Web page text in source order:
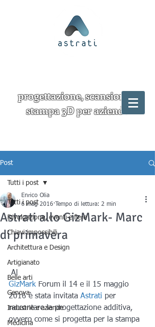
progettazione, scansione e
stampa 3D per aziende
Post
Tutti i post
Divulgazione, eventi e fiere
Chiavi impossibili
Architettura e Design
Artigianato
Belle arti
Genova
Industrie e aziende
Medicina
Tutti i post
Astrati allo GizMark- Marc
di primavera
Enrico Olia
6 mag 2016
Tempo di lettura: 2 min
Al
GizMark Forum il 14 e il 15 maggio
2016 è stata invitata Astrati per
raccontare la progettazione additiva,
ovvero come si progetta per la stampa